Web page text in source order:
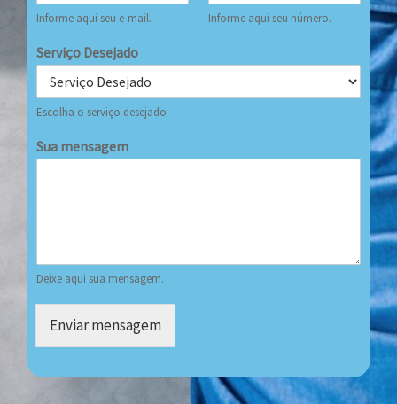
Informe aqui seu e-mail. Informe aqui seu número.
Serviço Desejado
Escolha o serviço desejado
Sua mensagem
Deixe aqui sua mensagem.
Enviar mensagem